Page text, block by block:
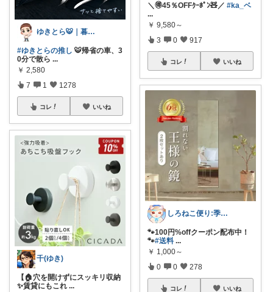
ゆきとら🐯｜暮らしをラクにしたいパパ
#ゆきとらの推し 🐯帰省の車、3
0分で散ら ...
￥ 2,580
7 1 1278
コレ いいね
千(ゆき)
【🏠穴を開けずにスッキリ収納
✨賃貸にもこれ ...
＼🉐45％OFFｸｰﾎﾟﾝ🧸／ #ka_ベ
...
￥ 9,580～
3 0 917
コレ いいね
しろねこ便り:季節のおすすめ
🐾100円%offクーポン配布中！
🐾#送料 ...
￥ 1,000～
0 0 278
コレ いいね